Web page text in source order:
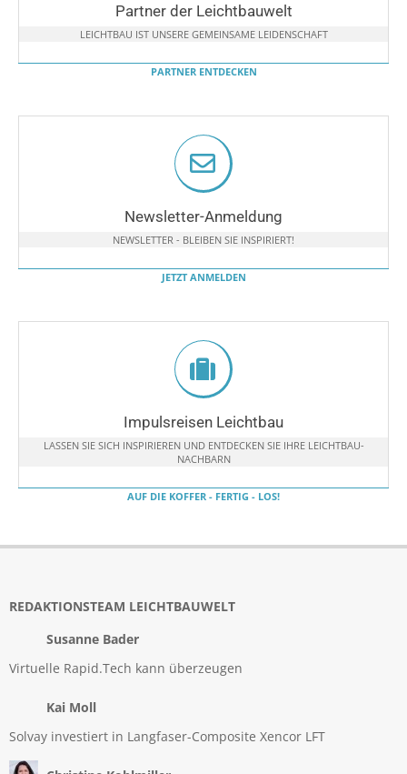
Partner der Leichtbauwelt
LEICHTBAU IST UNSERE GEMEINSAME LEIDENSCHAFT
PARTNER ENTDECKEN
Newsletter-Anmeldung
NEWSLETTER - BLEIBEN SIE INSPIRIERT!
JETZT ANMELDEN
Impulsreisen Leichtbau
LASSEN SIE SICH INSPIRIEREN UND ENTDECKEN SIE IHRE LEICHTBAU-
NACHBARN
AUF DIE KOFFER - FERTIG - LOS!
REDAKTIONSTEAM LEICHTBAUWELT
Susanne Bader
Virtuelle Rapid.Tech kann überzeugen
Kai Moll
Solvay investiert in Langfaser-Composite Xencor LFT